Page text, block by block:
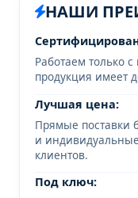
НАШИ
Работаем только
продукция имеет
Лучшая цена:
Прямые поставки
и
клиентов.
Под ключ: